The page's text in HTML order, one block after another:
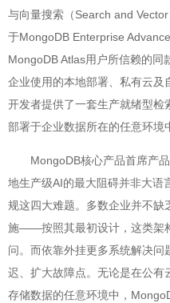
与向量搜索（Search and
于MongoDB Enterprise
MongoDB Atlas用户所信赖的同
企业使用的本地部署、私有云
开发者提供了一套生产就绪型
部署于企业数据所在的任意环境
MongoDB核心产品首席产
地生产级AI的最大阻碍并非大语
规这四大难题。多数企业并不缺
施——按照其最初设计，这类架
问。而依靠外挂更多系统解决
迟、扩大故障点。无论是在公
存储数据的任意环境中，